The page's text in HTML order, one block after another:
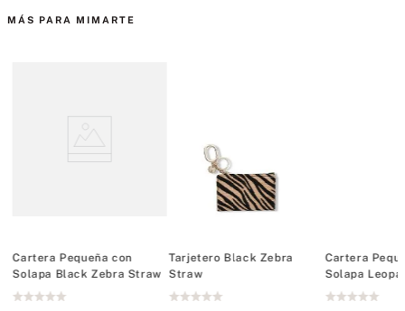
Diseño parcialmente confeccionado con materiales reciclados
Capacidad para 4 tarjetas, billetes plegados y monedas
MÁS PARA MIMARTE
Cartera Pequeña con
Solapa Black Zebra Straw
Tarjetero Black Zebra
Straw
Cartera
Solapa